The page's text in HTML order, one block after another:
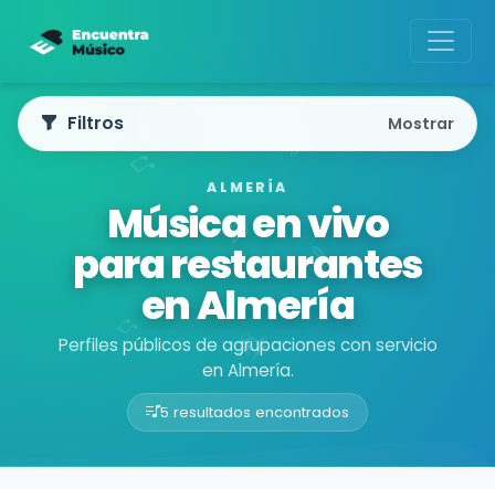
ALMERÍA
Música en vivo
para restaurantes
en Almería
Perfiles públicos de agrupaciones con servicio
en Almería.
5 resultados encontrados
Buscador de músicos
Filtros Mostrar